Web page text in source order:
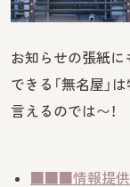
お知らせの張紙に
できる「無名屋」
言えるのでは〜！
■■■情報提